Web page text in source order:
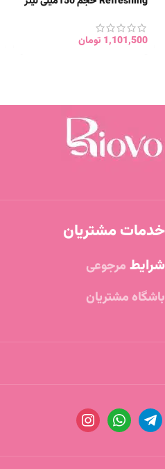
1,101,500 تومان
خدمات مشتریان
شرایط مرجوعی
باشگاه مشتریان